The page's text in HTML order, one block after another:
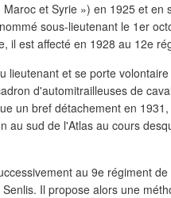
et Syrie ») en 1925 et en
sous-lieutenant le 1er
il est affecté en 1928 au 12e
lieutenant et se porte
d'automitrailleuses de
un bref détachement en
au sud de l'Atlas au cours
au 9e régiment
Il propose alors une